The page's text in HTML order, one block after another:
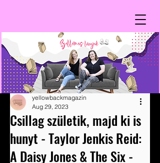
Csillag születik, majd ki is
hunyt - Taylor Jenkis Reid:
A Daisy Jones & The Six -
yellowbackmagazin
Aug 29, 2023